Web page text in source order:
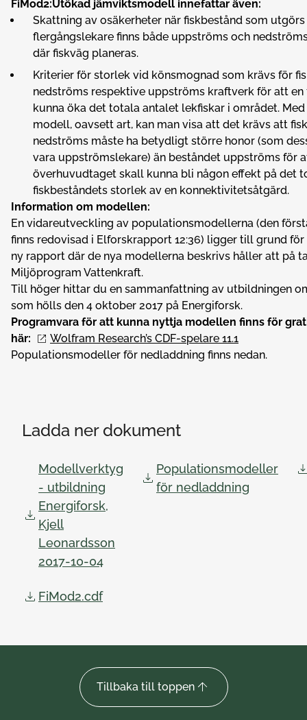
FiMod2:Utökad jämviktsmodell innefattar även:
Skattning av osäkerheter när fiskbestånd som utgörs
flergångslekare finns både uppströms och
där fiskväg planeras.
Kriterier för storlek vid könsmognad som krävs för
nedströms respektive uppströms kraftverk för att en
kunna öka det totala antalet lekfiskar i området. Med
modell, oavsett art, kan man visa att det krävs att
nedströms måste ha betydligt större honor (som
vara uppströmslekare) än beståndet uppströms för
överhuvudtaget skall kunna bli någon effekt på det
fiskbeståndets storlek av en konnektivitetsåtgärd.
Information om modellen:
En vidareutveckling av populationsmodellerna (den
finns redovisad i Elforskrapport 12:36) ligger till grund för
ny rapport där de nya modellerna beskrivs håller att på
Miljöprogram Vattenkraft.
Till höger hittar du en sammanfattning av utbildningen
som hölls den 4 oktober 2017 på Energiforsk.
Programvara för att kunna nyttja modellen finns för
här:
Wolfram Research’s CDF-spelare 11.1
Populationsmodeller för nedladdning finns nedan.
Ladda ner dokument
Modellverktyg
- utbildning
Energiforsk,
Kjell
Leonardsson
2017-10-04
Populationsmodeller
för nedladdning
FiMod2.cdf
Tillbaka till toppen